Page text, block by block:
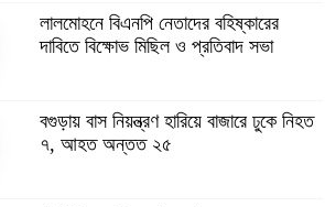
লালমোহনে বিএনপি নেতাদের বহিষ্কারের
দাবিতে বিক্ষোভ মিছিল ও প্রতিবাদ সভা
বগুড়ায় বাস নিয়ন্ত্রণ হারিয়ে বাজারে ঢুকে নিহত
৭, আহত অন্তত ২৫